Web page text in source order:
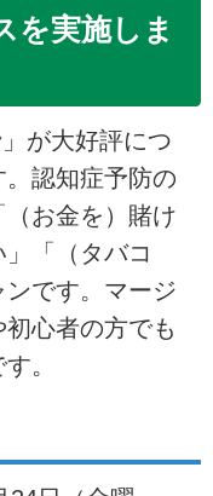
を実施しま
」が大好評につ
。認知症予防の
お金を）賭け
「（タバコ
です。マージ
心者の方でも
。